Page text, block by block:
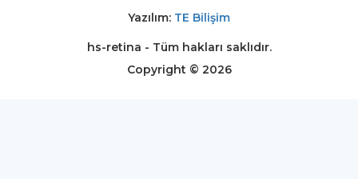
Yazılım: TE Bilişim
hs-retina - Tüm hakları saklıdır.
Copyright © 2026